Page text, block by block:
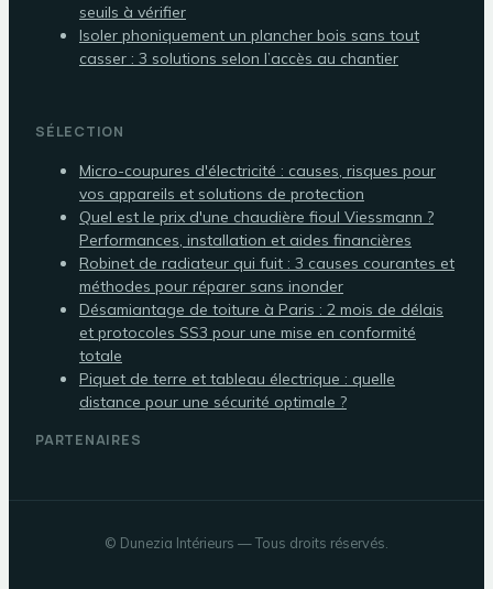
seuils à vérifier
Isoler phoniquement un plancher bois sans tout
casser : 3 solutions selon l’accès au chantier
SÉLECTION
Micro-coupures d'électricité : causes, risques pour
vos appareils et solutions de protection
Quel est le prix d'une chaudière fioul Viessmann ?
Performances, installation et aides financières
Robinet de radiateur qui fuit : 3 causes courantes et
méthodes pour réparer sans inonder
Désamiantage de toiture à Paris : 2 mois de délais
et protocoles SS3 pour une mise en conformité
totale
Piquet de terre et tableau électrique : quelle
distance pour une sécurité optimale ?
PARTENAIRES
© Dunezia Intérieurs — Tous droits réservés.